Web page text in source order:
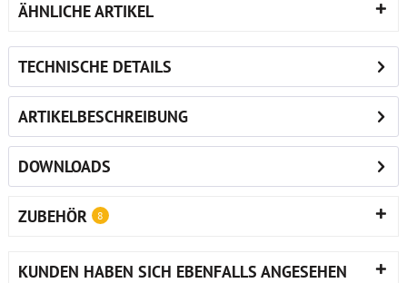
ÄHNLICHE ARTIKEL
TECHNISCHE DETAILS
ARTIKELBESCHREIBUNG
DOWNLOADS
ZUBEHÖR 8
KUNDEN HABEN SICH EBENFALLS ANGESEHEN